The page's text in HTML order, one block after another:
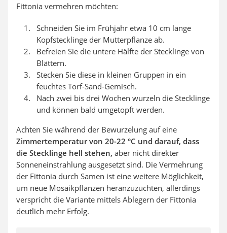
Fittonia vermehren möchten:
Schneiden Sie im Frühjahr etwa 10 cm lange
Kopfstecklinge der Mutterpflanze ab.
Befreien Sie die untere Hälfte der Stecklinge von
Blättern.
Stecken Sie diese in kleinen Gruppen in ein
feuchtes Torf-Sand-Gemisch.
Nach zwei bis drei Wochen wurzeln die Stecklinge
und können bald umgetopft werden.
Achten Sie während der Bewurzelung auf eine
Zimmertemperatur von 20-22 °C und darauf, dass
die Stecklinge hell stehen, aber nicht direkter
Sonneneinstrahlung ausgesetzt sind. Die Vermehrung
der Fittonia durch Samen ist eine weitere Möglichkeit,
um neue Mosaikpflanzen heranzuzüchten, allerdings
verspricht die Variante mittels Ablegern der Fittonia
deutlich mehr Erfolg.